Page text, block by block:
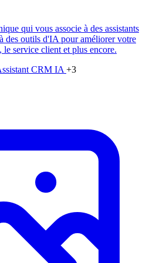
qui vous associe à des assistants
des outils d'IA pour améliorer votre
service client et plus encore.
CRM IA +3